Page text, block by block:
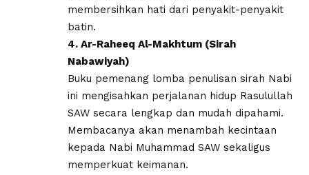
membersihkan hati dari penyakit-penyakit
batin.
4. Ar-Raheeq Al-Makhtum (Sirah
Nabawiyah)
Buku pemenang lomba penulisan sirah Nabi
ini mengisahkan perjalanan hidup Rasulullah
SAW secara lengkap dan mudah dipahami.
Membacanya akan menambah kecintaan
kepada Nabi Muhammad SAW sekaligus
memperkuat keimanan.